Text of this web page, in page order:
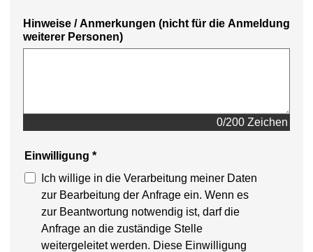
Hinweise / Anmerkungen (nicht für die Anmeldung
weiterer Personen)
0/200 Zeichen
Einwilligung *
Ich willige in die Verarbeitung meiner Daten
zur Bearbeitung der Anfrage ein. Wenn es
zur Beantwortung notwendig ist, darf die
Anfrage an die zuständige Stelle
weitergeleitet werden. Diese Einwilligung